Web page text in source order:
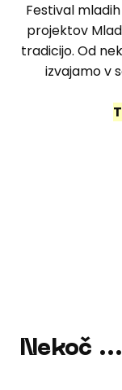
Festival
projektov
tradicijo. Od
izvajamo v
Nekoč ...